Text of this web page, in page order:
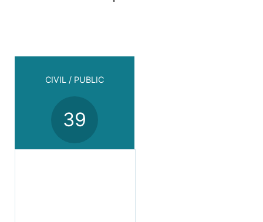
CIVIL / PUBLIC
39